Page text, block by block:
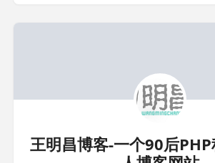
王明昌博客-一个90后